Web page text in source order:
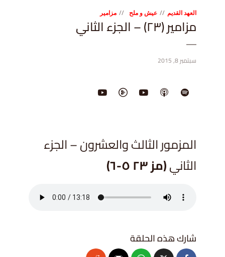
العهد القديم عيش و ملح مزامير
مزامير (٢٣) – الجزء الثاني
سبتمبر 8, 2015
المزمور الثالث والعشرون – الجزء
الثاني(مز ٢٣ ٥-٦)